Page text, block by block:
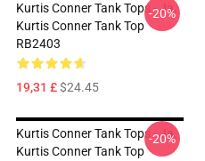
Kurtis Conner Tank Tops - Ja.
Kurtis Conner Tank Top
RB2403
19,31 £$24.45
-20%
Kurtis Conner Tank Tops - Ja.
Kurtis Conner Tank Top
-20%